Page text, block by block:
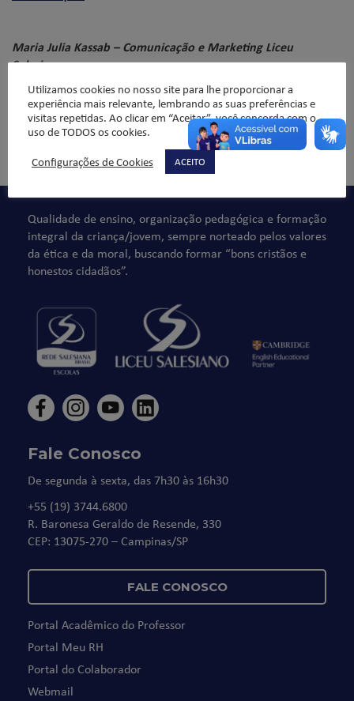
Maria Julia Kassab – Comunicação e Marketing Liceu
Salesiano
Comentários não são permitidos.
Qualidade de ensino, organização pedagógica e formação
integral da criança/jovem, sempre norteado pelos valores
da ética e da moral, buscando formar “bons cristãos e
honestos cidadãos”.
Fale Conosco
De segunda à sexta, das 7h30 às 16h30
+55 (19) 3744.6800
R. Baronesa Geraldo de Resende, 330
CEP: 13075-270 – Campinas/SP
FALE CONOSCO
Portal Acadêmico do Professor
Portal Meu RH
Portal do Colaborador
Webmail
Utilizamos cookies no nosso site para lhe proporcionar a
experiência mais relevante, lembrando as suas preferências e
visitas repetidas. Ao clicar em “Aceitar”, você concorda com o
uso de TODOS os cookies.
Configurações de Cookies
ACEITO